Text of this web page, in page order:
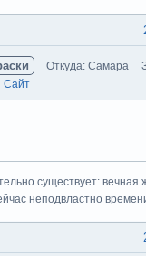
Откуда: Самара
Сайт
существует: вечная
неподвластно